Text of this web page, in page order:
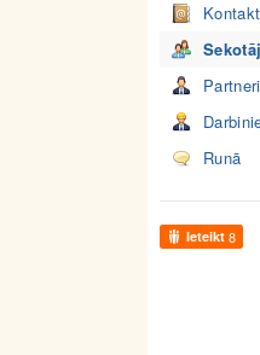
Partneri
Runā
Ieteikt 8